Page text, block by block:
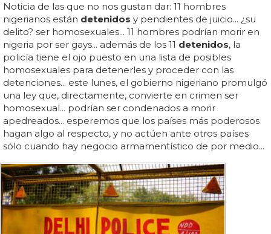
Noticia de las que no nos gustan dar: 11 hombres
nigerianos están detenidos y pendientes de juicio... ¿su
delito? ser homosexuales... 11 hombres podrían morir en
nigeria por ser gays... además de los 11 detenidos, la
policía tiene el ojo puesto en una lista de posibles
homosexuales para detenerles y proceder con las
detenciones... este lunes, el gobierno nigeriano promulgó
una ley que, directamente, convierte en crimen ser
homosexual... podrían ser condenados a morir
apedreados... esperemos que los países más poderosos
hagan algo al respecto, y no actúen ante otros países
sólo cuando hay negocio armamentístico de por medio...